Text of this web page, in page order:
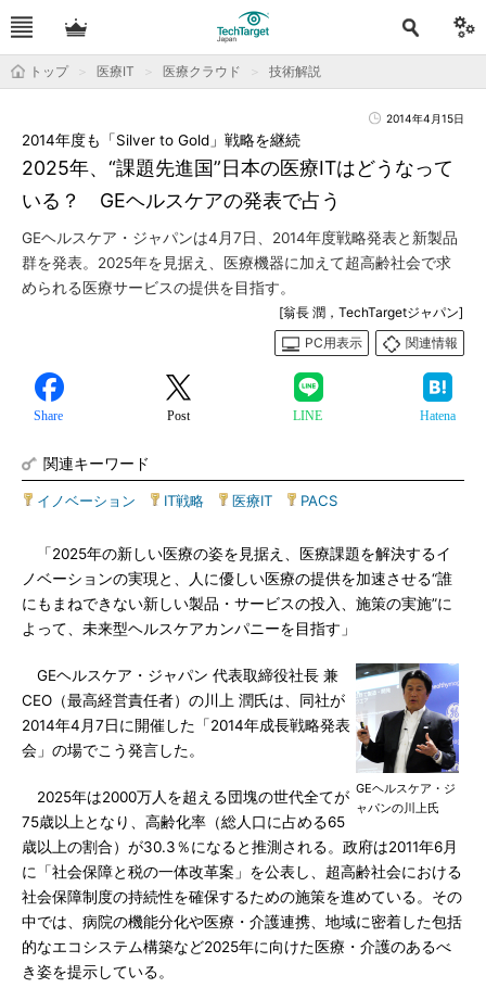
トップ 医療IT 医療クラウド 技術解説
2014年4月15日
2025年、“課題先進国”日本の医療ITはどうなって
いる？ GEヘルスケアの発表で占う
2014年度も「Silver to Gold」戦略を継続
GEヘルスケア・ジャパンは4月7日、2014年度戦略発表と新製品
群を発表。2025年を見据え、医療機器に加えて超高齢社会で求
められる医療サービスの提供を目指す。
[翁長 潤，TechTargetジャパン]
PC用表示
関連情報
Share Post LINE Hatena
関連キーワード
イノベーション IT戦略 医療IT PACS
「2025年の新しい医療の姿を見据え、医療課題を解決するイ
ノベーションの実現と、人に優しい医療の提供を加速させる“誰
にもまねできない新しい製品・サービスの投入、施策の実施”に
よって、未来型ヘルスケアカンパニーを目指す」
GEヘルスケア・ジ
ャパンの川上氏
GEヘルスケア・ジャパン 代表取締役社長 兼
CEO（最高経営責任者）の川上 潤氏は、同社が
2014年4月7日に開催した「2014年成長戦略発表
会」の場でこう発言した。
2025年は2000万人を超える団塊の世代全てが
75歳以上となり、高齢化率（総人口に占める65
歳以上の割合）が30.3％になると推測される。政府は2011年6月
に「社会保障と税の一体改革案」を公表し、超高齢社会における
社会保障制度の持続性を確保するための施策を進めている。その
中では、病院の機能分化や医療・介護連携、地域に密着した包括
的なエコシステム構築など2025年に向けた医療・介護のあるべ
き姿を提示している。